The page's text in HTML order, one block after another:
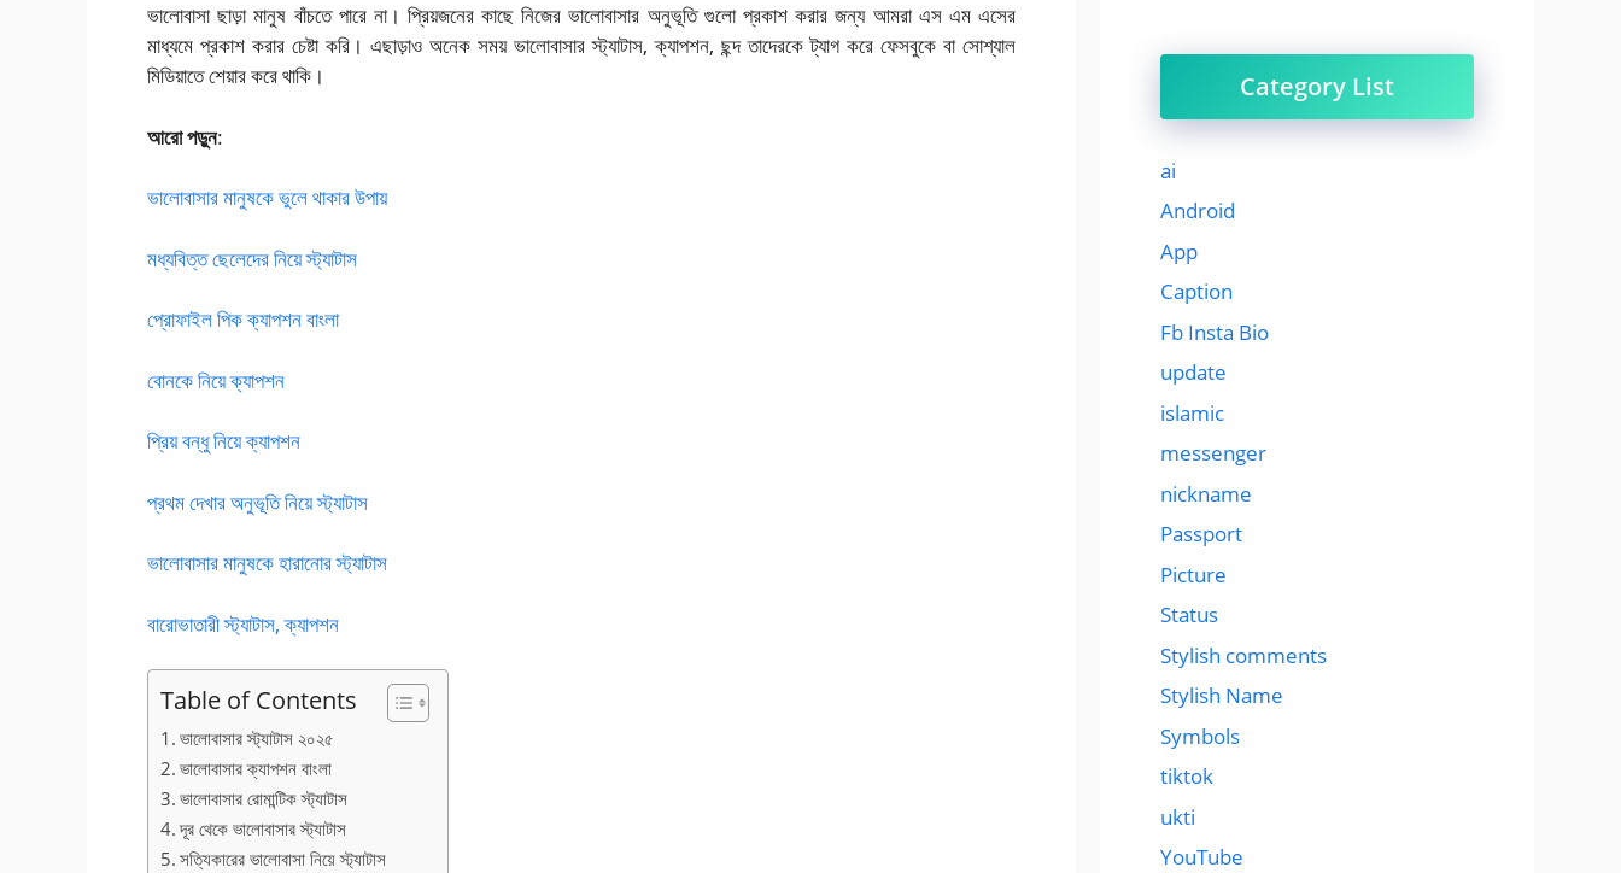
ভালোবাসা ছাড়া মানুষ বাঁচতে পারে না। প্রিয়জনের কাছে নিজের ভালোবাসার অনুভূতি গুলো প্রকাশ করার জন্য আমরা এস এম এসের
মাধ্যমে প্রকাশ করার চেষ্টা করি। এছাড়াও অনেক সময় ভালোবাসার স্ট্যাটাস, ক্যাপশন, ছন্দ তাদেরকে ট্যাগ করে ফেসবুকে বা সোশ্যাল
মিডিয়াতে শেয়ার করে থাকি।
আরো পড়ুন:
ভালোবাসার মানুষকে ভুলে থাকার উপায়
মধ্যবিত্ত ছেলেদের নিয়ে স্ট্যাটাস
প্রোফাইল পিক ক্যাপশন বাংলা
বোনকে নিয়ে ক্যাপশন
প্রিয় বন্ধু নিয়ে ক্যাপশন
প্রথম দেখার অনুভূতি নিয়ে স্ট্যাটাস
ভালোবাসার মানুষকে হারানোর স্ট্যাটাস
বারোভাতারী স্ট্যাটাস, ক্যাপশন
Table of Contents
ভালোবাসার স্ট্যাটাস ২০২৫
ভালোবাসার ক্যাপশন বাংলা
ভালোবাসার রোমান্টিক স্ট্যাটাস
দূর থেকে ভালোবাসার স্ট্যাটাস
সত্যিকারের ভালোবাসা নিয়ে স্ট্যাটাস
Category List
ai
Android
App
Caption
Fb Insta Bio
update
islamic
messenger
nickname
Passport
Picture
Status
Stylish comments
Stylish Name
Symbols
tiktok
ukti
YouTube